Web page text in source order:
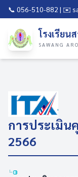
📞 056-510-882 | ✉️
โรงเรียน
SAWANG
การประเมิน
2566